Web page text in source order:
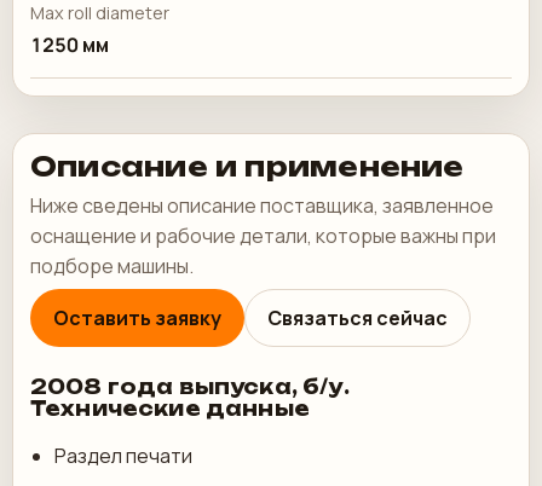
Max roll diameter
1250 мм
Описание и применение
Ниже сведены описание поставщика, заявленное
оснащение и рабочие детали, которые важны при
подборе машины.
Оставить заявку
Связаться сейчас
2008 года выпуска, б/у.
Технические данные
Раздел печати